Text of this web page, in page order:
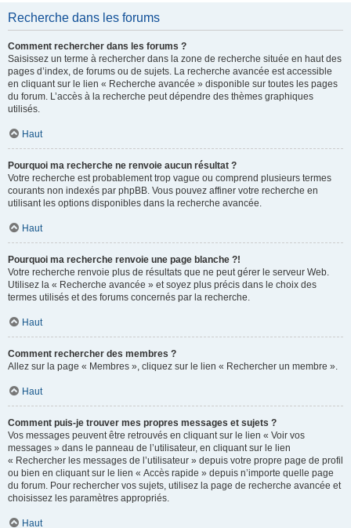
Recherche dans les forums
Comment rechercher dans les forums ?
Saisissez un terme à rechercher dans la zone de recherche située en haut des
pages d’index, de forums ou de sujets. La recherche avancée est accessible
en cliquant sur le lien « Recherche avancée » disponible sur toutes les pages
du forum. L’accès à la recherche peut dépendre des thèmes graphiques
utilisés.
Haut
Pourquoi ma recherche ne renvoie aucun résultat ?
Votre recherche est probablement trop vague ou comprend plusieurs termes
courants non indexés par phpBB. Vous pouvez affiner votre recherche en
utilisant les options disponibles dans la recherche avancée.
Haut
Pourquoi ma recherche renvoie une page blanche ?!
Votre recherche renvoie plus de résultats que ne peut gérer le serveur Web.
Utilisez la « Recherche avancée » et soyez plus précis dans le choix des
termes utilisés et des forums concernés par la recherche.
Haut
Comment rechercher des membres ?
Allez sur la page « Membres », cliquez sur le lien « Rechercher un membre ».
Haut
Comment puis-je trouver mes propres messages et sujets ?
Vos messages peuvent être retrouvés en cliquant sur le lien « Voir vos
messages » dans le panneau de l’utilisateur, en cliquant sur le lien
« Rechercher les messages de l’utilisateur » depuis votre propre page de profil
ou bien en cliquant sur le lien « Accès rapide » depuis n’importe quelle page
du forum. Pour rechercher vos sujets, utilisez la page de recherche avancée et
choisissez les paramètres appropriés.
Haut